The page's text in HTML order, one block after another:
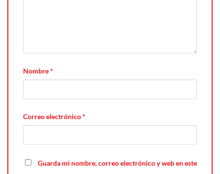
Nombre*
Correo electrónico*
Guarda mi nombre, correo electrónico y web en este